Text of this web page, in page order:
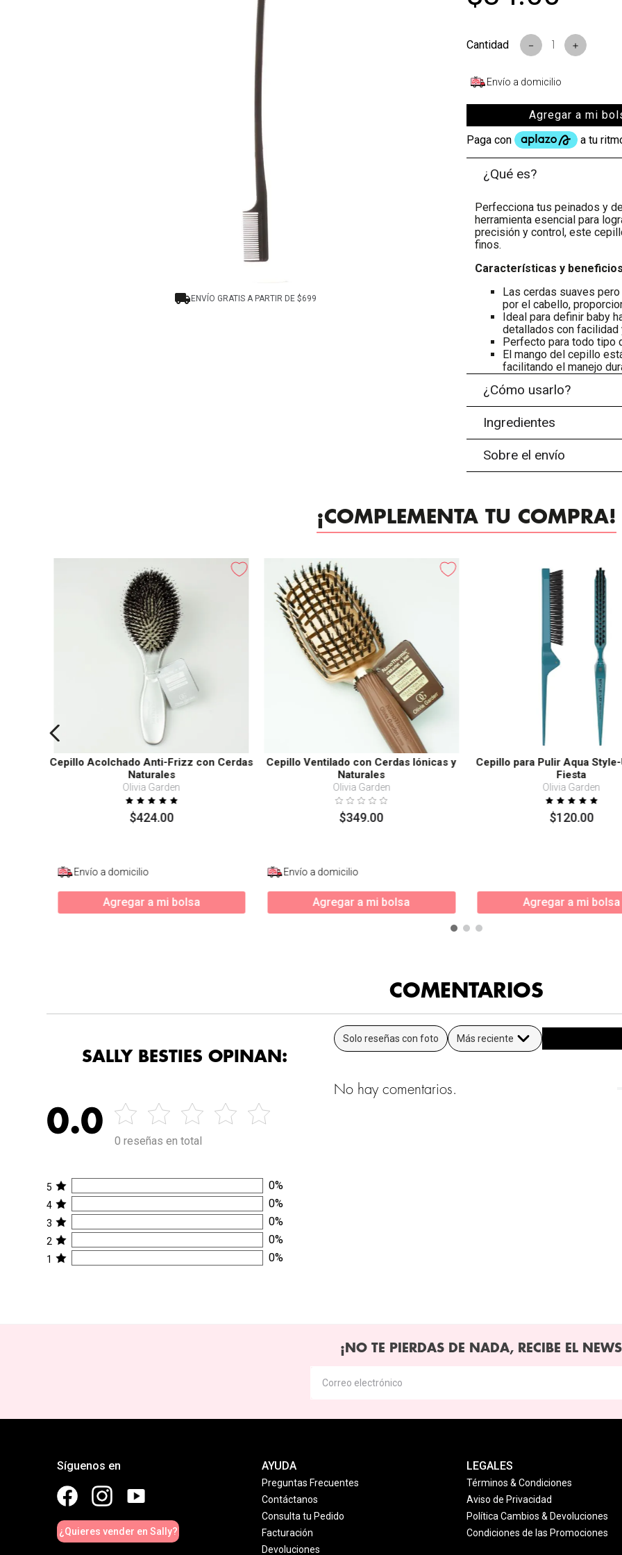
ENVÍO GRATIS A PARTIR DE $699
＋
－
Envío a domicilio
Agregar a mi
¿Qué es?
Perfecciona tus peinados y
herramienta esencial para
precisión y control, este
finos.
Características y
Las cerdas suaves
por el cabello,
Ideal para definir baby
detallados con facilidad
Perfecto para todo tipo
El mango del cepillo
facilitando el manejo
¿Cómo usarlo?
Ingredientes
Sobre el envío
¡COMPLEMENTA TU COMPRA!
Cepillo Acolchado Anti-Frizz con Cerdas
Naturales
Olivia Garden
$424.00
Envío a domicilio
Agregar a mi bolsa
Cepillo Ventilado con Cerdas Iónicas y
Naturales
Olivia Garden
$349.00
Envío a domicilio
Agregar a mi bolsa
Cepillo para Pulir Aqua
Fiesta
Olivia Garden
$120.00
Agregar a mi bolsa
COMENTARIOS
SALLY BESTIES OPINAN:
0.0
0 reseñas en total
5 0%
4 0%
3 0%
2 0%
1 0%
Solo reseñas con foto Más reciente
No hay comentarios.
¡NO TE PIERDAS DE NADA, RECIBE EL
Síguenos en
¿Quieres vender en Sally?
AYUDA
Preguntas Frecuentes
Contáctanos
Consulta tu Pedido
Facturación
Devoluciones
LEGALES
Términos & Condiciones
Aviso de Privacidad
Política Cambios & Devoluciones
Condiciones de las Promociones
protectores termicos
naked hair